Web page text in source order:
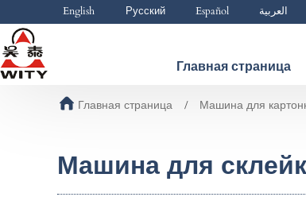
English Русский Español العربية
Главная страница
Главная страница Машина для
Машина для